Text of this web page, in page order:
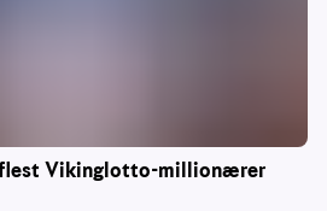
flest Vikinglotto-millionærer